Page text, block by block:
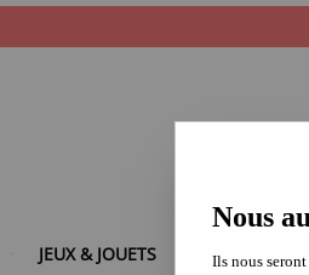
JEUX & JOUETS LOISIRS
Nous
Ils nous